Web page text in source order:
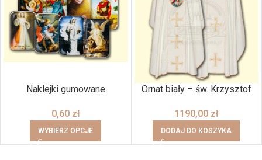
Naklejki gumowane
0,60 zł
WYBIERZ OPCJE
Ornat biały – św. Krzysztof
1190,00 zł
DODAJ DO KOSZYKA